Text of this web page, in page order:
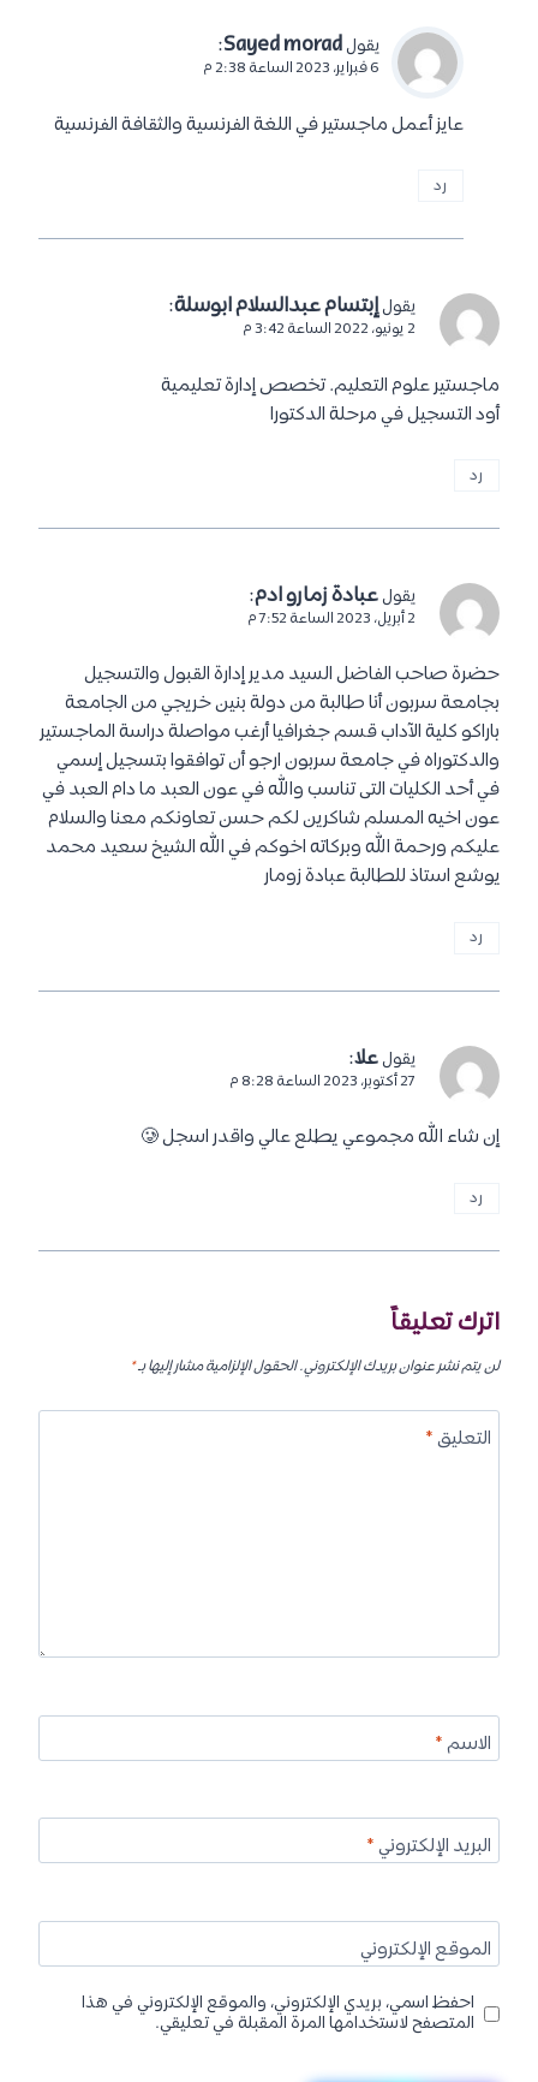
يقول Sayed morad
:
6 فبراير، 2023 الساعة 2:38 م
عايز أعمل ماجستير في اللغة الفرنسية والثقافة الفرنسية
رد
يقول إبتسام عبدالسلام ابوسلة:
2 يونيو، 2022 الساعة 3:42 م
ماجستير علوم التعليم. تخصص إدارة تعليمية
أود التسجيل في مرحلة الدكتورا
رد
يقول عبادة زمارو ادم:
2 أبريل، 2023 الساعة 7:52 م
حضرة صاحب الفاضل السيد مدير إدارة القبول والتسجيل
بجامعة سربون أنا طالبة من دولة بنين خريجي من الجامعة
باراكو كلية الآداب قسم جغرافيا أرغب مواصلة دراسة الماجستير
والدكتوراه في جامعة سربون ارجو أن توافقوا بتسجيل إسمي
في أحد الكليات التى تناسب والله في عون العبد ما دام العبد في
عون اخيه المسلم شاكرين لكم حسن تعاونكم معنا والسلام
عليكم ورحمة الله وبركاته اخوكم في الله الشيخ سعيد محمد
يوشع استاذ للطالبة عبادة زومار
رد
يقول علا:
27 أكتوبر، 2023 الساعة 8:28 م
إن شاء الله مجموعي يطلع عالي واقدر اسجل 🥲
رد
اترك تعليقاً
لن يتم نشر عنوان بريدك الإلكتروني.الحقول الإلزامية مشار إليها بـ*
التعليق*
الاسم*
البريد الإلكتروني*
الموقع الإلكتروني
احفظ اسمي، بريدي الإلكتروني، والموقع الإلكتروني في هذا
المتصفح لاستخدامها المرة المقبلة في تعليقي.